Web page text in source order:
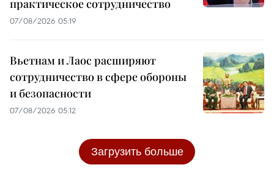
практическое сотрудничество
07/08/2026 05:19
Вьетнам и Лаос расширяют
сотрудничество в сфере обороны
и безопасности
07/08/2026 05:12
Загрузить больше